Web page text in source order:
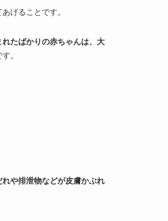
げることです。
れたばかりの赤ちゃんは、大
。
れや排泄物などが皮膚かぶれ